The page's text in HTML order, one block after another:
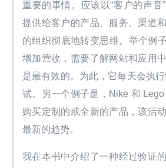
重要的事情。应该以“客户的声音
提供给客户的产品、服务、渠道
的组织彻底地转变思维。举个例
增加营收，需要了解网站和应用
是最有效的。为此，它每天会执
试。另一个例子是，Nike 和
购买定制的或全新的产品，该活
最新的趋势。
我在本书中介绍了一种经过验证